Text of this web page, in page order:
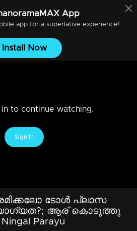
App
app for a superlative experience!
Install Now
in to continue watching.
Sign In
ടോള്‍ പ്ലാസ
യോഗ്യത?; ആര് കൊടുത്തു
Parayu